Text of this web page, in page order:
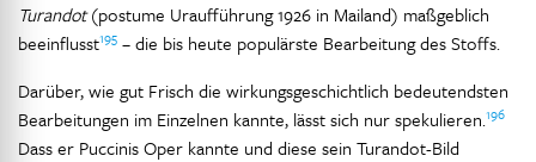
Turandot(postume Uraufführung 1926 in Mailand) maßgeblich
beeinflusst195 – die bis heute populärste Bearbeitung des Stoffs.
Darüber, wie gut Frisch die wirkungsgeschichtlich bedeutendsten
Bearbeitungen im Einzelnen kannte, lässt sich nur spekulieren.196
Dass er Puccinis Oper kannte und diese sein Turandot-Bild